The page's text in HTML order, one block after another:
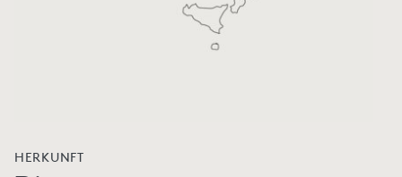
HERKUNFT